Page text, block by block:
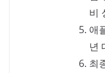
비
애
년
최